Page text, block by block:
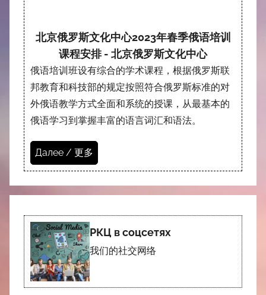
北京俄罗斯文化中心2023年春季俄语培训
课程安排 - 北京俄罗斯文化中心
俄语培训班设有综合的学术课程，根据俄罗斯联
邦教育和科技部的规定按照符合俄罗斯标准的对
外俄语教学方式全面和系统的授课，从最基本的
俄语学习到掌握丰富的语言词汇和语法。
Далее / 更多
РКЦ в соцсетях
我们的社交网络